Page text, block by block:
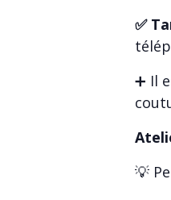
✅
➕ Il
💡